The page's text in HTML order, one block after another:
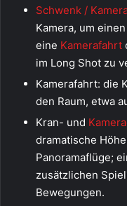
Schwenk /
Kamera, um
eine Kamerafahrt
im Long Shot zu
Kamerafahrt: die
den Raum, etwa
Kran- und
dramatische
Panoramaflüge;
zusätzlichen
Bewegungen.